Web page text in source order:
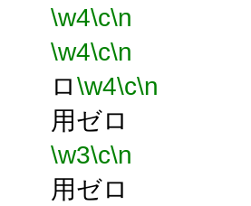
\w4\c\n
\w4\c\n
ロ\w4\c\n
用ゼロ
\w3\c\n
用ゼロ